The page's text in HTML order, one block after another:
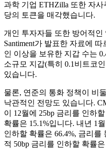
과학 기업 ETHZilla 또한 자
당의 토큰을 매각했습니다.
개인 투자자들 또한 방어적인
Santiment가 발표한 자료에
인 이상을 보유한 지갑 수는
소규모 지갑(특히 0.1비트코
있습니다.
물론, 연준의 통화 정책이 비
낙관적인 전망도 있습니다.
이 12월에 25bp 금리를 인하
확률은 15.1%입니다. 내년 1
인하할 확률은 66.4%, 금리를
적 50bp 금리를 인하할 확률